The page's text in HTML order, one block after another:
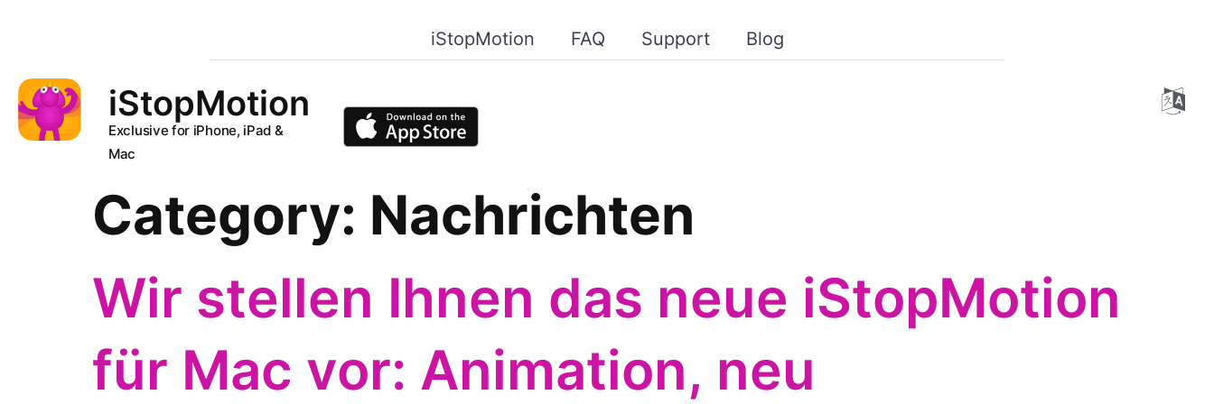
iStopMotion FAQ Support Blog
iStopMotion
Exclusive for iPhone, iPad &
Mac
Category: Nachrichten
Wir stellen Ihnen das neue iStopMotion
für Mac vor: Animation, neu